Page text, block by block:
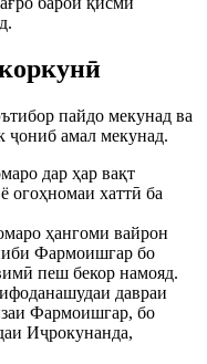
пайдо мекунад ва
ҷониб амал мекунад.
дар ҳар вақт
огоҳномаи хаттӣ ба
ҳангоми вайрон
Фармоишгар бо
пеш бекор намояд.
давраи
Фармоишгар, бо
Иҷрокунанда,